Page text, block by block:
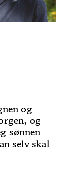
og
og
sønnen
selv skal